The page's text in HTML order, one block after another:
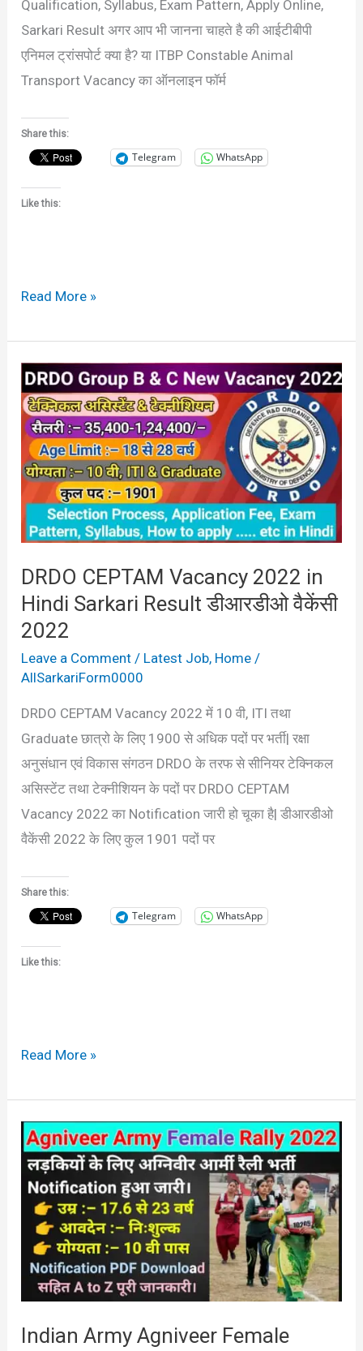
Qualification, Syllabus, Exam Pattern, Apply Online,
Sarkari Result अगर आप भी जानना चाहते है की आईटीबीपी
एनिमल ट्रांसपोर्ट क्या है? या ITBP Constable Animal
Transport Vacancy का ऑनलाइन फॉर्म
Share this:
Telegram WhatsApp
Like this:
Read More »
DRDO CEPTAM Vacancy 2022 in
Hindi Sarkari Result डीआरडीओ वैकेंसी
2022
Leave a Comment / Latest Job, Home /
AllSarkariForm0000
DRDO CEPTAM Vacancy 2022 में 10 वी, ITI तथा
Graduate छात्रो के लिए 1900 से अधिक पदों पर भर्ती| रक्षा
अनुसंधान एवं विकास संगठन DRDO के तरफ से सीनियर टेक्निकल
असिस्टेंट तथा टेक्नीशियन के पदों पर DRDO CEPTAM
Vacancy 2022 का Notification जारी हो चूका है| डीआरडीओ
वैकेंसी 2022 के लिए कुल 1901 पदों पर
Share this:
Telegram WhatsApp
Like this:
DRDO
CEPTAM
Vacancy
2022
in
Hindi
Sarkari
डीआरडीओ
वैकेंसी
2022
Read More »
Indian Army Agniveer Female
Indian
Army
Agniveer
Female
Bharti
2022
Sarkari